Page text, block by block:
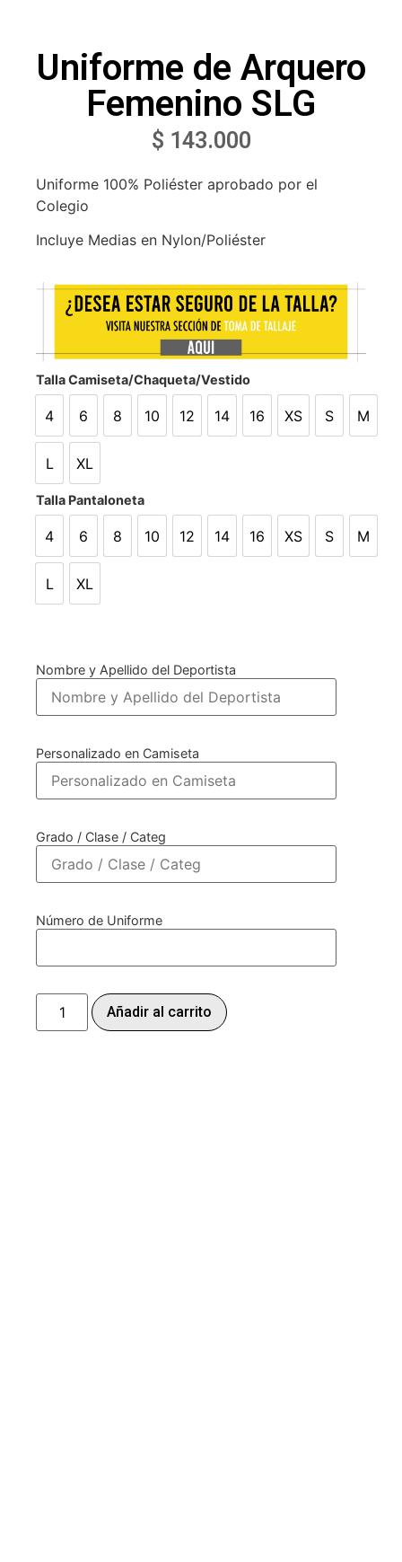
Uniforme de Arquero
Femenino SLG
$ 143.000
Uniforme 100% Poliéster aprobado por el
Colegio
Incluye Medias en Nylon/Poliéster
Talla Camiseta/Chaqueta/Vestido
4
4
6
6
8
8
10
10
12
12
14
14
16
16
XS
XS
S
S
M
M
L
L
XL
XL
Talla Pantaloneta
4
4
6
6
8
8
10
10
12
12
14
14
16
16
XS
XS
S
S
M
M
L
L
XL
XL
Nombre y Apellido del Deportista
Personalizado en Camiseta
Grado / Clase / Categ
Número de Uniforme
Añadir al carrito